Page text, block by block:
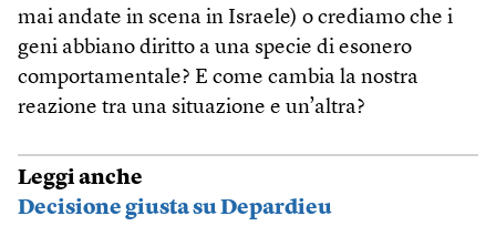
mai andate in scena in Israele) o crediamo che i
geni abbiano diritto a una specie di esonero
comportamentale? E come cambia la nostra
reazione tra una situazione e un’altra?
Leggi anche
Decisione giusta su Depardieu